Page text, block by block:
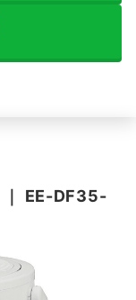
｜ EE-DF35-